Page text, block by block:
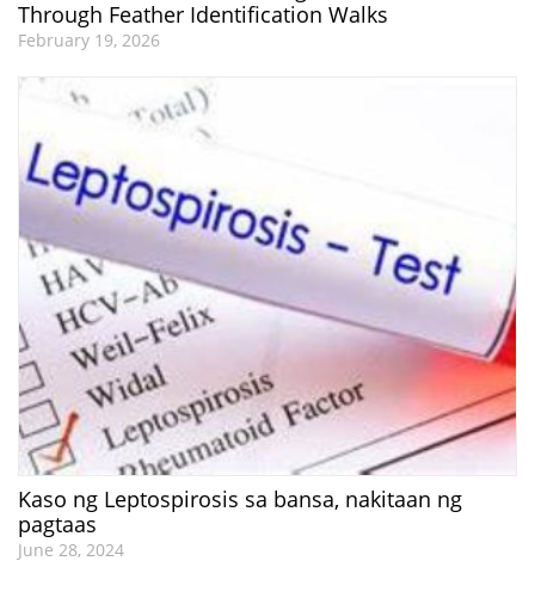
Through Feather Identification Walks
February 19, 2026
Kaso ng Leptospirosis sa bansa, nakitaan ng
pagtaas
June 28, 2024